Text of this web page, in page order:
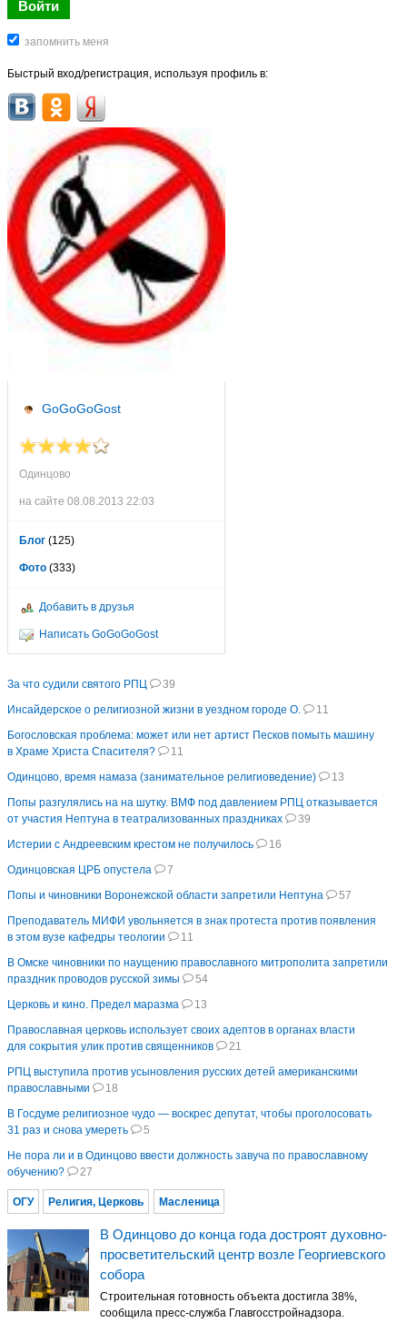
Быстрый вход/регистрация, используя профиль в:
GoGoGoGost
Одинцово
на сайте 08.08.2013 22:03
Блог (125)
Фото (333)
Добавить в друзья
Написать GoGoGoGost
За что судили святого РПЦ
39
Инсайдерское о религиозной жизни в уездном городе О.
11
Богословская проблема: может или нет артист Песков помыть машину
в Храме Христа Спасителя?
11
Одинцово, время намаза (занимательное религиоведение)
13
Попы разгулялись на на шутку. ВМФ под давлением РПЦ отказывается
от участия Нептуна в театрализованных праздниках
39
Истерии с Андреевским крестом не получилось
16
Одинцовская ЦРБ опустела
7
Попы и чиновники Воронежской области запретили Нептуна
57
Преподаватель МИФИ увольняется в знак протеста против появления
в этом вузе кафедры теологии
11
В Омске чиновники по наущению православного митрополита запретили
праздник проводов русской зимы
54
Церковь и кино. Предел маразма
13
Православная церковь использует своих адептов в органах власти
для сокрытия улик против священников
21
РПЦ выступила против усыновления русских детей американскими
православными
18
В Госдуме религиозное чудо — воскрес депутат, чтобы проголосовать
31 раз и снова умереть
5
Не пора ли и в Одинцово ввести должность завуча по православному
обучению?
27
ОГУ Религия, Церковь Масленица
В Одинцово до конца года достроят духовно-
просветительский центр возле Георгиевского
собора
Строительная готовность объекта достигла 38%,
сообщила пресс-служба Главгосстройнадзора.